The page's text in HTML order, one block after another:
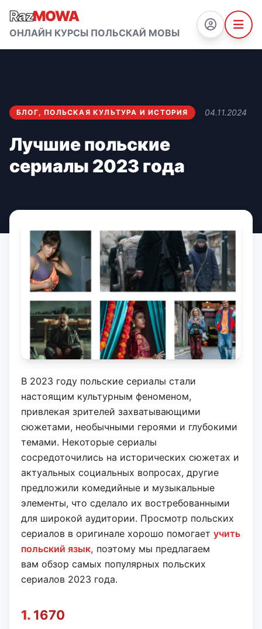
RazMOWA
ОНЛАЙН КУРСЫ ПОЛЬСКАЙ МОВЫ
БЛОГ, ПОЛЬСКАЯ КУЛЬТУРА И ИСТОРИЯ 04.11.2024
Лучшие польские
сериалы 2023 года
В 2023 году польские сериалы стали
настоящим культурным феноменом,
привлекая зрителей захватывающими
сюжетами, необычными героями и глубокими
темами. Некоторые сериалы
сосредоточились на исторических сюжетах и
актуальных социальных вопросах, другие
предложили комедийные и музыкальные
элементы, что сделало их востребованными
для широкой аудитории. Просмотр польских
сериалов в оригинале хорошо помогает учить
польский язык, поэтому мы предлагаем
вам обзор самых популярных польских
сериалов 2023 года.
1. 1670